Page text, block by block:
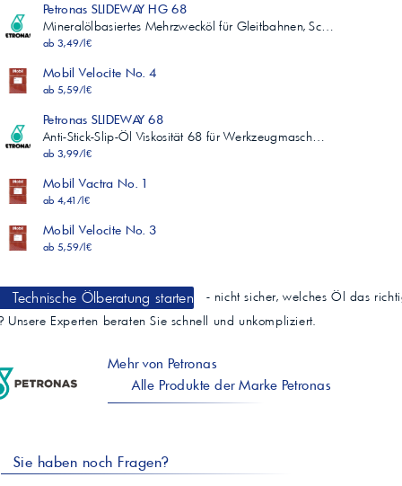
Petronas SLIDEWAY HG 68
Mineralölbasiertes Mehrzwecköl für Gleitbahnen, Sc…
ab 3,49/l€
Mobil Velocite No. 4
ab 5,59/l€
Petronas SLIDEWAY 68
Anti-Stick-Slip-Öl Viskosität 68 für Werkzeugmasch…
ab 3,99/l€
Mobil Vactra No. 1
ab 4,41/l€
Mobil Velocite No. 3
ab 5,59/l€
Technische Ölberatung starten
- nicht sicher, welches Öl das
Unsere Experten beraten Sie schnell und unkompliziert.
Mehr von Petronas
Alle Produkte der Marke Petronas
Sie haben noch Fragen?